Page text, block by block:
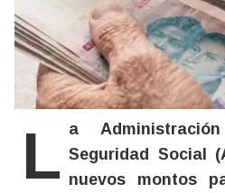
La Administración Nacional de la Seguridad Social
nuevos montos